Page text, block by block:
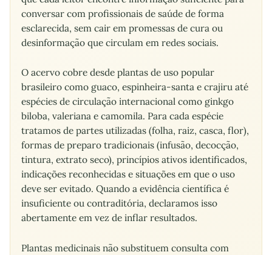
conversar com profissionais de saúde de forma
esclarecida, sem cair em promessas de cura ou
desinformação que circulam em redes sociais.
O acervo cobre desde plantas de uso popular
brasileiro como guaco, espinheira-santa e crajiru até
espécies de circulação internacional como ginkgo
biloba, valeriana e camomila. Para cada espécie
tratamos de partes utilizadas (folha, raiz, casca, flor),
formas de preparo tradicionais (infusão, decocção,
tintura, extrato seco), princípios ativos identificados,
indicações reconhecidas e situações em que o uso
deve ser evitado. Quando a evidência científica é
insuficiente ou contraditória, declaramos isso
abertamente em vez de inflar resultados.
Plantas medicinais não substituem consulta com